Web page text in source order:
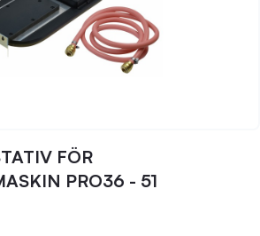
FÖR
PRO36 - 51